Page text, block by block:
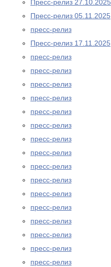
Пресс-релиз 27.10.2025
Пресс-релиз 05.11.2025
пресс-релиз
Пресс-релиз 17.11.2025
пресс-релиз
пресс-релиз
пресс-релиз
пресс-релиз
пресс-релиз
пресс-релиз
пресс-релиз
пресс-релиз
пресс-релиз
пресс-релиз
пресс-релиз
пресс-релиз
пресс-релиз
пресс-релиз
пресс-релиз
пресс-релиз